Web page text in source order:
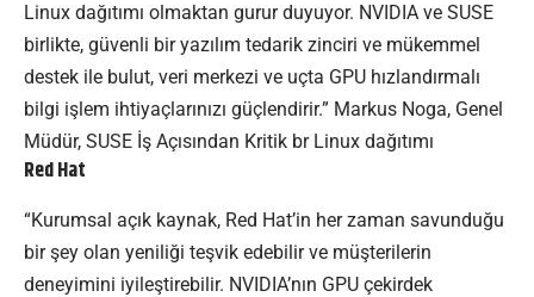
Linux dağıtımı olmaktan gurur duyuyor. NVIDIA ve SUSE
birlikte, güvenli bir yazılım tedarik zinciri ve mükemmel
destek ile bulut, veri merkezi ve uçta GPU hızlandırmalı
bilgi işlem ihtiyaçlarınızı güçlendirir.” Markus Noga, Genel
Müdür, SUSE İş Açısından Kritik br Linux dağıtımı
Red Hat
“Kurumsal açık kaynak, Red Hat’in her zaman savunduğu
bir şey olan yeniliği teşvik edebilir ve müşterilerin
deneyimini iyileştirebilir. NVIDIA’nın GPU çekirdek